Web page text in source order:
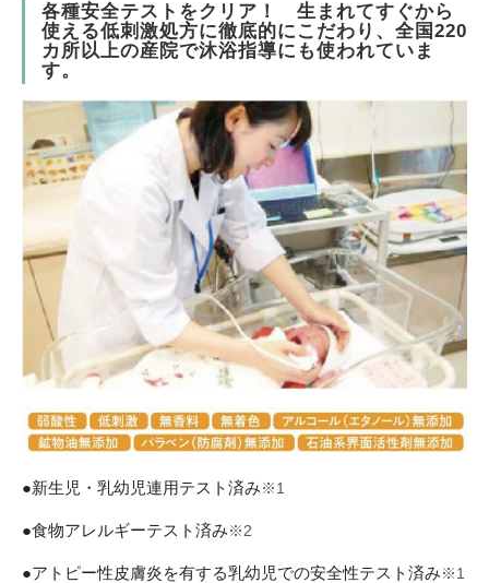
各種安全テストをクリア！ 生まれてすぐから
使える低刺激処方に徹底的にこだわり、全国220
カ所以上の産院で沐浴指導にも使われていま
す。
●新生児・乳幼児連用テスト済み※1
●食物アレルギーテスト済み※2
●アトピー性皮膚炎を有する乳幼児での安全性テスト済み※1